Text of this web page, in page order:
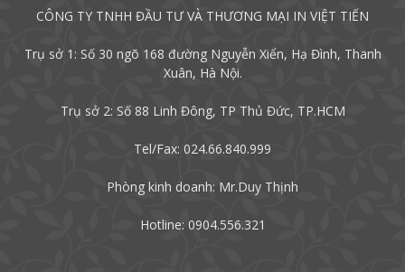
CÔNG TY TNHH ĐẦU TƯ VÀ THƯƠNG MẠI IN VIỆT TIẾN
Trụ sở 1: Số 30 ngõ 168 đường Nguyễn Xiển, Hạ Đình, Thanh
Xuân, Hà Nội.
Trụ sở 2: Số 88 Linh Đông, TP Thủ Đức, TP.HCM
Tel/Fax: 024.66.840.999
Phòng kinh doanh: Mr.Duy Thịnh
Hotline: 0904.556.321